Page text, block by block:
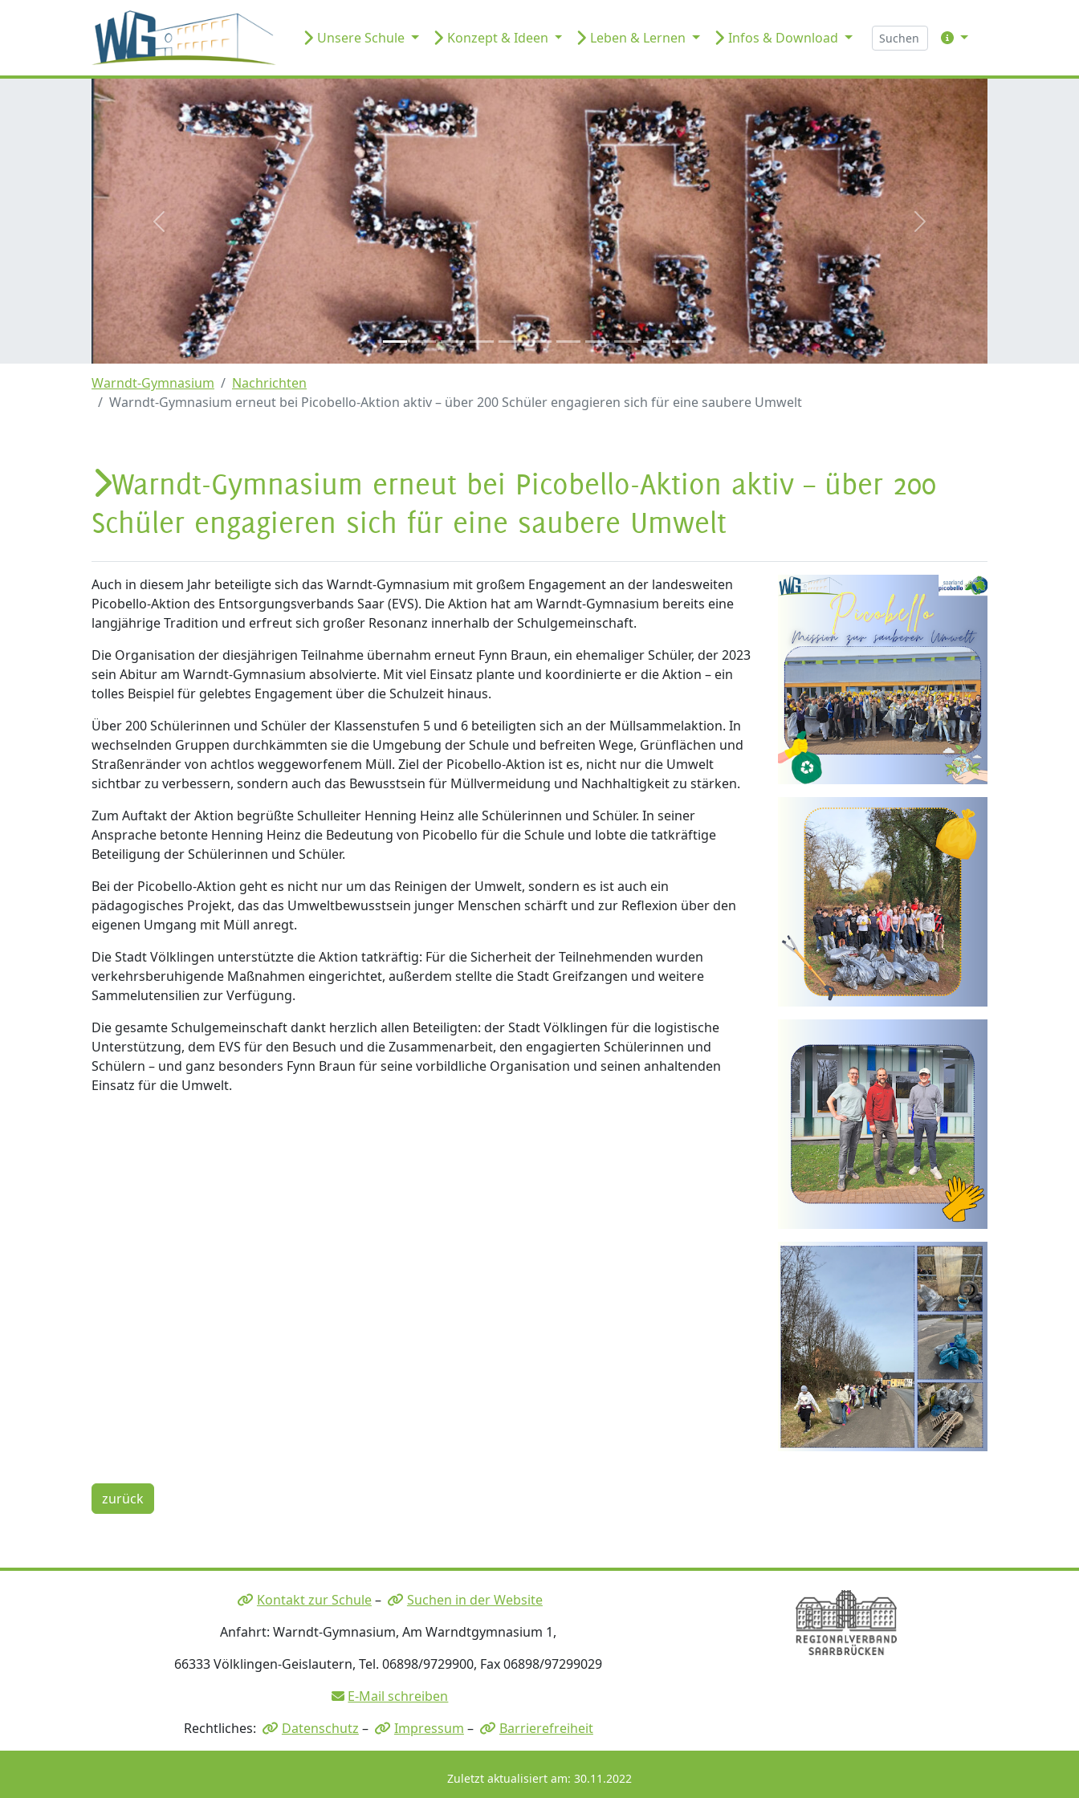
Unsere Schule Konzept & Ideen Leben & Lernen Infos & Download
zurück weiter
Warndt-Gymnasium
Nachrichten
Warndt-Gymnasium erneut bei Picobello-Aktion aktiv – über 200 Schüler engagieren sich für eine saubere Umwelt
Warndt-Gymnasium erneut bei Picobello-Aktion aktiv – über 200
Schüler engagieren sich für eine saubere Umwelt
Auch in diesem Jahr beteiligte sich das Warndt-Gymnasium mit großem Engagement an der landesweiten
Picobello-Aktion des Entsorgungsverbands Saar (EVS). Die Aktion hat am Warndt-Gymnasium bereits eine
langjährige Tradition und erfreut sich großer Resonanz innerhalb der Schulgemeinschaft.
Die Organisation der diesjährigen Teilnahme übernahm erneut Fynn Braun, ein ehemaliger Schüler, der 2023
sein Abitur am Warndt-Gymnasium absolvierte. Mit viel Einsatz plante und koordinierte er die Aktion – ein
tolles Beispiel für gelebtes Engagement über die Schulzeit hinaus.
Über 200 Schülerinnen und Schüler der Klassenstufen 5 und 6 beteiligten sich an der Müllsammelaktion. In
wechselnden Gruppen durchkämmten sie die Umgebung der Schule und befreiten Wege, Grünflächen und
Straßenränder von achtlos weggeworfenem Müll. Ziel der Picobello-Aktion ist es, nicht nur die Umwelt
sichtbar zu verbessern, sondern auch das Bewusstsein für Müllvermeidung und Nachhaltigkeit zu stärken.
Zum Auftakt der Aktion begrüßte Schulleiter Henning Heinz alle Schülerinnen und Schüler. In seiner
Ansprache betonte Henning Heinz die Bedeutung von Picobello für die Schule und lobte die tatkräftige
Beteiligung der Schülerinnen und Schüler.
Bei der Picobello-Aktion geht es nicht nur um das Reinigen der Umwelt, sondern es ist auch ein
pädagogisches Projekt, das das Umweltbewusstsein junger Menschen schärft und zur Reflexion über den
eigenen Umgang mit Müll anregt.
Die Stadt Völklingen unterstützte die Aktion tatkräftig: Für die Sicherheit der Teilnehmenden wurden
verkehrsberuhigende Maßnahmen eingerichtet, außerdem stellte die Stadt Greifzangen und weitere
Sammelutensilien zur Verfügung.
Die gesamte Schulgemeinschaft dankt herzlich allen Beteiligten: der Stadt Völklingen für die logistische
Unterstützung, dem EVS für den Besuch und die Zusammenarbeit, den engagierten Schülerinnen und
Schülern – und ganz besonders Fynn Braun für seine vorbildliche Organisation und seinen anhaltenden
Einsatz für die Umwelt.
zurück
Kontakt zur Schule–
Suchen in der Website
Anfahrt: Warndt-Gymnasium, Am Warndtgymnasium 1,
66333 Völklingen-Geislautern, Tel. 06898/9729900, Fax 06898/97299029
E-Mail schreiben
Rechtliches:
Datenschutz – Impressum – Barrierefreiheit
Zuletzt aktualisiert am: 30.11.2022